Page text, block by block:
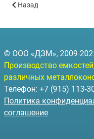
Предыдущий: Ночная
Назад
© ООО «ДЗМ», 2009-
Производство
различных
Телефон: +7 (915) 113-
Политика
соглашение